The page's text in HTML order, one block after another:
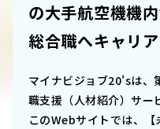
の大手航空機機
総合職へキャリ
マイナビジョブ20'sは、
職支援（人材紹介）サー
このWebサイトでは、